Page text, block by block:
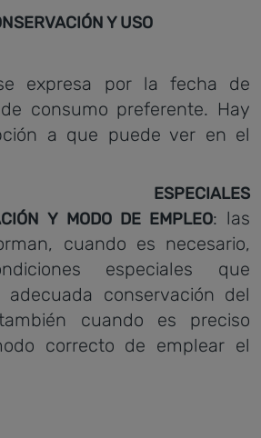
Y USO
expresa por la fecha de
consumo preferente. Hay
a que puede ver en el
ESPECIALES
Y MODO DE EMPLEO: las
cuando es necesario,
especiales que
adecuada conservación del
cuando es preciso
correcto de emplear el